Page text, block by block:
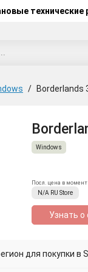
технические
/ Borderlands
Windows
Посл. цена в
N/A RU Store
Узнать о
для покупки в